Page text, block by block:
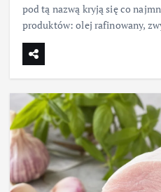
pod tą nazwą kryją się co
produktów: olej rafinowany,